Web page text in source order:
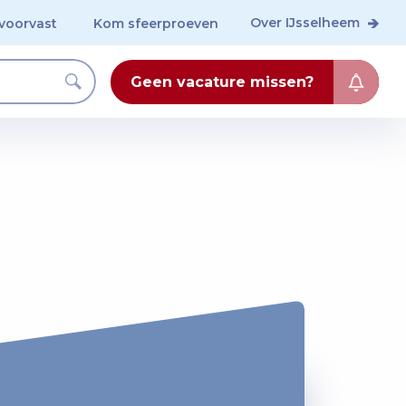
Kom sfeerproeven Over IJsselheem
Geen vacature missen?